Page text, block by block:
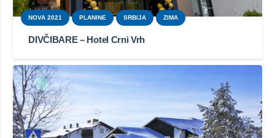
NOVA 2021 PLANINE SRBIJA ZIMA
DIVČIBARE – Hotel Crni Vrh